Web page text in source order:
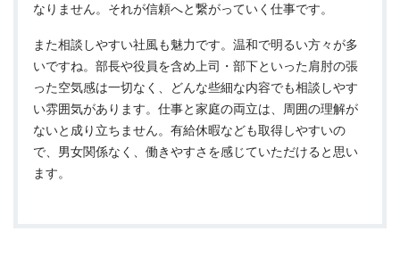
なりません。それが信頼へと繋がっていく仕事です。
また相談しやすい社風も魅力です。温和で明るい方々が多
いですね。部長や役員を含め上司・部下といった肩肘の張
った空気感は一切なく、どんな些細な内容でも相談しやす
い雰囲気があります。仕事と家庭の両立は、周囲の理解が
ないと成り立ちません。有給休暇なども取得しやすいの
で、男女関係なく、働きやすさを感じていただけると思い
ます。